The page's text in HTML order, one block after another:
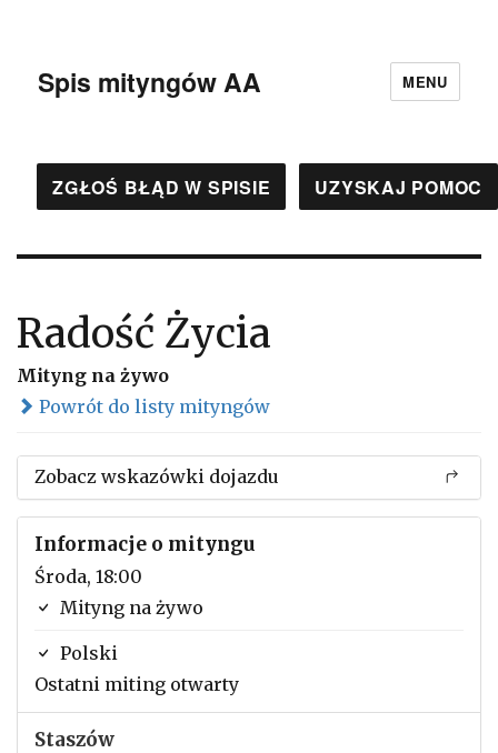
Spis mityngów AA MENU
ZGŁOŚ BŁĄD W SPISIE UZYSKAJ POMOC
Radość Życia
Mityng na żywo
Powrót do listy mityngów
Zobacz wskazówki dojazdu
Informacje o mityngu
Środa, 18:00
Mityng na żywo
Polski
Ostatni miting otwarty
Staszów